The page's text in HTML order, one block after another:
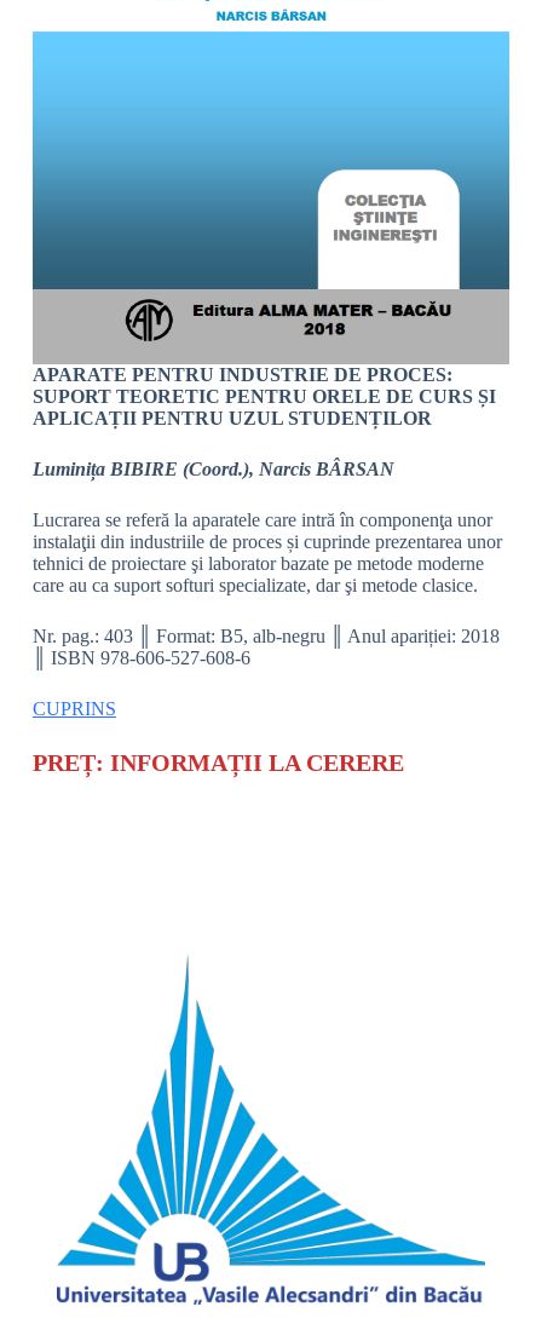
APARATE PENTRU INDUSTRIE DE PROCES:
SUPORT TEORETIC PENTRU ORELE DE CURS ȘI
APLICAȚII PENTRU UZUL STUDENȚILOR
Luminița BIBIRE (Coord.), Narcis BÂRSAN
Lucrarea se referă la aparatele care intră în componenţa unor
instalaţii din industriile de proces și cuprinde prezentarea unor
tehnici de proiectare şi laborator bazate pe metode moderne
care au ca suport softuri specializate, dar şi metode clasice.
Nr. pag.: 403 ║ Format: B5, alb-negru ║ Anul apariției: 2018
║ ISBN 978-606-527-608-6
CUPRINS
PREȚ: INFORMAȚII LA CERERE